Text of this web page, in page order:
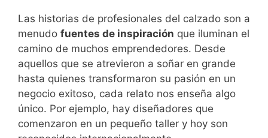
Las historias de profesionales del calzado son a
menudo fuentes de inspiración que iluminan el
camino de muchos emprendedores. Desde
aquellos que se atrevieron a soñar en grande
hasta quienes transformaron su pasión en un
negocio exitoso, cada relato nos enseña algo
único. Por ejemplo, hay diseñadores que
comenzaron en un pequeño taller y hoy son